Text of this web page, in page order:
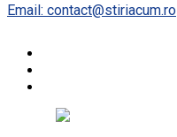
Email: contact@stiriacum.ro